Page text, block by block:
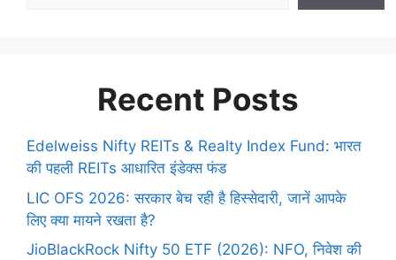
Recent Posts
Edelweiss Nifty REITs & Realty Index Fund: भारत
की पहली REITs आधारित इंडेक्स फंड
LIC OFS 2026: सरकार बेच रही है हिस्सेदारी, जानें आपके
लिए क्या मायने रखता है?
JioBlackRock Nifty 50 ETF (2026): NFO, निवेश की